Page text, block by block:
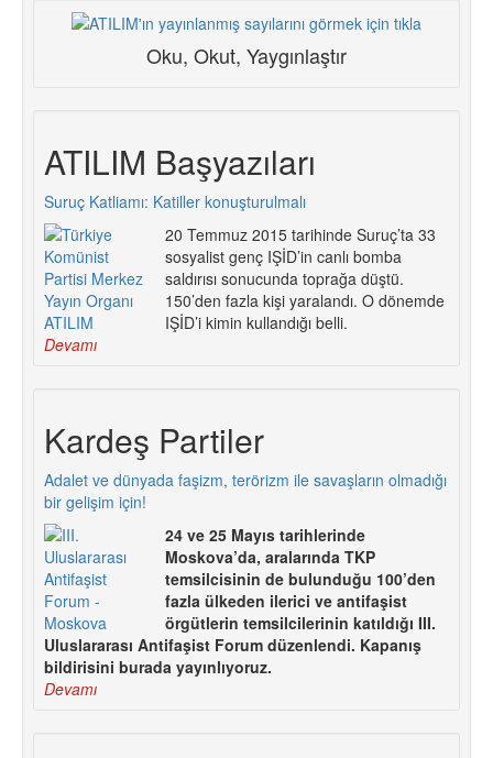
Oku, Okut, Yaygınlaştır
ATILIM Başyazıları
Suruç Katliamı: Katiller konuşturulmalı
20 Temmuz 2015 tarihinde Suruç’ta 33
sosyalist genç IŞİD’in canlı bomba
saldırısı sonucunda toprağa düştü.
150’den fazla kişi yaralandı. O dönemde
IŞİD’i kimin kullandığı belli.
Devamı
Kardeş Partiler
Adalet ve dünyada faşizm, terörizm ile savaşların olmadığı
bir gelişim için!
24 ve 25 Mayıs tarihlerinde
Moskova’da, aralarında TKP
temsilcisinin de bulunduğu 100’den
fazla ülkeden ilerici ve antifaşist
örgütlerin temsilcilerinin katıldığı III.
Uluslararası Antifaşist Forum düzenlendi. Kapanış
bildirisini burada yayınlıyoruz.
Devamı